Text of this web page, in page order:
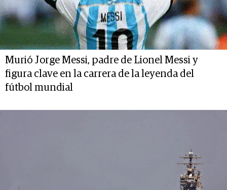
Murió Jorge Messi, padre de Lionel Messi y
figura clave en la carrera de la leyenda del
fútbol mundial